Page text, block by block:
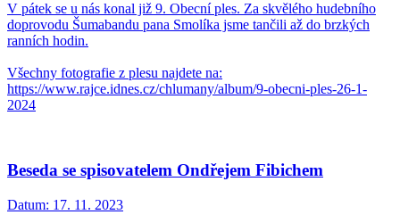
V pátek se u nás konal již 9. Obecní ples. Za skvělého hudebního
doprovodu Šumabandu pana Smolíka jsme tančili až do brzkých
ranních hodin.
Všechny fotografie z plesu najdete na:
https://www.rajce.idnes.cz/chlumany/album/9-obecni-ples-26-1-
2024
Beseda se spisovatelem Ondřejem Fibichem
Datum: 17. 11. 2023